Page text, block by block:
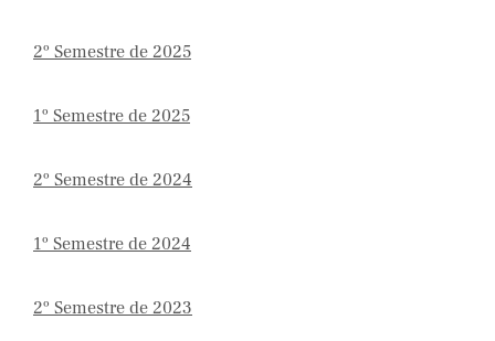
2º Semestre de 2025
1º Semestre de 2025
2º Semestre de 2024
1º Semestre de 2024
2º Semestre de 2023